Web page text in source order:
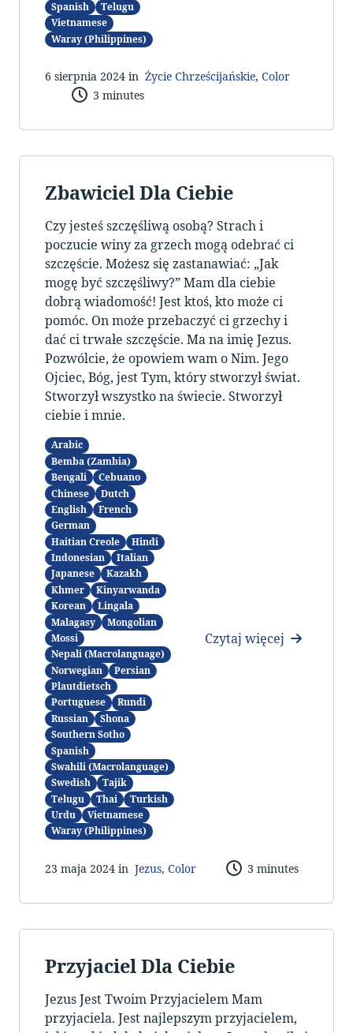
Spanish
Telugu
Vietnamese
Waray (Philippines)
6 sierpnia 2024 in Życie Chrześcijańskie, Color
3 minutes
Zbawiciel Dla Ciebie
Czy jesteś szczęśliwą osobą? Strach i
poczucie winy za grzech mogą odebrać ci
szczęście. Możesz się zastanawiać: „Jak
mogę być szczęśliwy?” Mam dla ciebie
dobrą wiadomość! Jest ktoś, kto może ci
pomóc. On może przebaczyć ci grzechy i
dać ci trwałe szczęście. Ma na imię Jezus.
Pozwólcie, że opowiem wam o Nim. Jego
Ojciec, Bóg, jest Tym, który stworzył świat.
Stworzył wszystko na świecie. Stworzył
ciebie i mnie.
Arabic
Bemba (Zambia)
Bengali
Cebuano
Chinese
Dutch
English
French
German
Haitian Creole
Hindi
Indonesian
Italian
Japanese
Kazakh
Khmer
Kinyarwanda
Korean
Lingala
Malagasy
Mongolian
Mossi
Nepali (Macrolanguage)
Norwegian
Persian
Plautdietsch
Portuguese
Rundi
Russian
Shona
Southern Sotho
Spanish
Swahili (Macrolanguage)
Swedish
Tajik
Telugu
Thai
Turkish
Urdu
Vietnamese
Waray (Philippines)
Czytaj więcej
23 maja 2024 in Jezus, Color 3 minutes
Przyjaciel Dla Ciebie
Jezus Jest Twoim Przyjacielem Mam
przyjaciela. Jest najlepszym przyjacielem,